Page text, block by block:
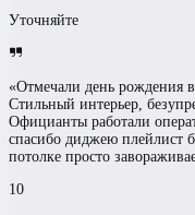
Уточняйте
«Отмечали день рождения
Стильный интерьер,
Официанты работали
спасибо диджею плейлист
потолке просто
10